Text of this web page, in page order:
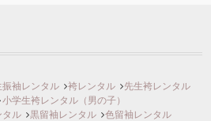
袖レンタル 袴レンタル
先生袴レンタル
小学生袴レンタル（男の子）
タル 黒留袖レンタル
色留袖レンタル